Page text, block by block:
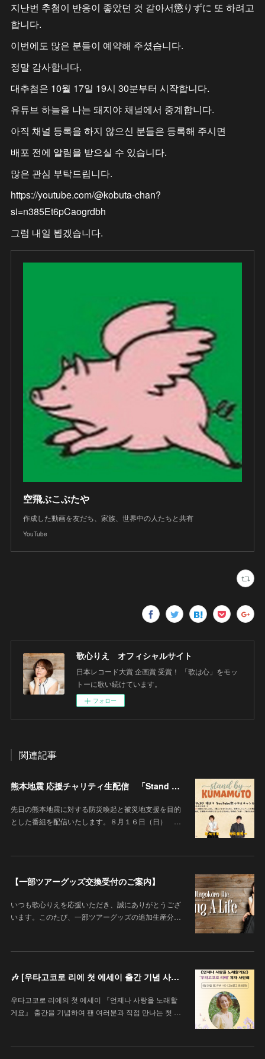
지난번 추첨이 반응이 좋았던 것 같아서懲りずに 또 하려고
합니다.
이번에도 많은 분들이 예약해 주셨습니다.
정말 감사합니다.
대추첨은 10월 17일 19시 30분부터 시작합니다.
유튜브 하늘을 나는 돼지야 채널에서 중계합니다.
아직 채널 등록을 하지 않으신 분들은 등록해 주시면
배포 전에 알림을 받으실 수 있습니다.
많은 관심 부탁드립니다.
https://youtube.com/@kobuta-chan?
si=n385Et6pCaogrdbh
그럼 내일 뵙겠습니다.
空飛ぶこぶたや
作成した動画を友だち、家族、世界中の人たちと共有
YouTube
歌心りえ オフィシャルサイト
日本レコード大賞 企画賞 受賞！ 「歌は心」をモッ
トーに歌い続けています。
フォロー
関連記事
熊本地震 応援チャリティ生配信 「Stand By KUMAMOTO」
先日の熊本地震に対する防災喚起と被災地支援を目的
とした番組を配信いたします。８月１６日（日） …
【一部ツアーグッズ交換受付のご案内】
いつも歌心りえを応援いただき、誠にありがとうござ
います。このたび、一部ツアーグッズの追加生産分…
🎶 [우타고코로 리에 첫 에세이 출간 기념 사인회 안내 / 歌心りえ 初エッセイ出版記念サイン会のお知らせ]
우타고코로 리에의 첫 에세이 『언제나 사랑을 노래할
게요』 출간을 기념하여 팬 여러분과 직접 만나는 첫 …